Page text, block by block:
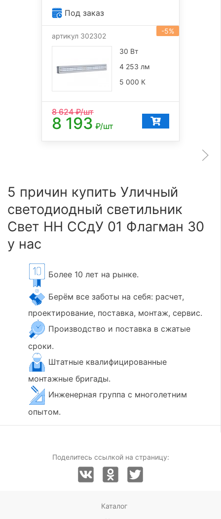
Под заказ
-5%
артикул 302302
30 Вт
4 253 лм
5 000 К
8 624₽/шт
8 193 ₽/шт
5 причин купить Уличный
светодиодный светильник
Свет НН ССдУ 01 Флагман 30
у нас
Более 10 лет на рынке.
Берём все заботы на себя: расчет,
проектирование, поставка, монтаж, сервис.
Производство и поставка в сжатые
сроки.
Штатные квалифицированные
монтажные бригады.
Инженерная группа с многолетним
опытом.
Поделитесь ссылкой на страницу:
Каталог